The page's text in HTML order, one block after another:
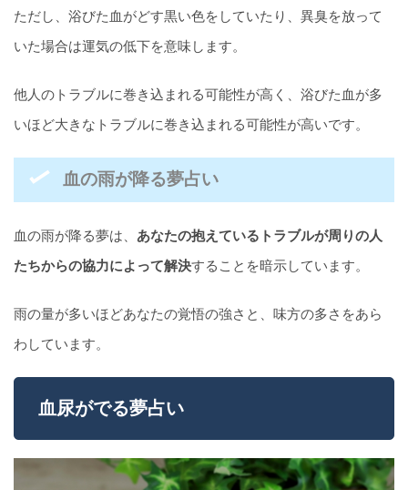
ただし、浴びた血がどす黒い色をしていたり、異臭を放って
いた場合は運気の低下を意味します。
他人のトラブルに巻き込まれる可能性が高く、浴びた血が多
いほど大きなトラブルに巻き込まれる可能性が高いです。
血の雨が降る夢占い
血の雨が降る夢は、 あなたの抱えているトラブルが周りの人
たちからの協力によって解決することを暗示しています。
雨の量が多いほどあなたの覚悟の強さと、味方の多さをあら
わしています。
血尿がでる夢占い